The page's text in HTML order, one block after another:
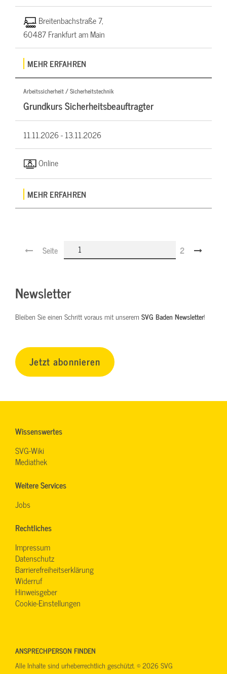
Breitenbachstraße 7,
60487 Frankfurt am Main
MEHR ERFAHREN
Arbeitssicherheit / Sicherheitstechnik
Grundkurs Sicherheitsbeauftragter
11.11.2026 -13.11.2026
Online
MEHR ERFAHREN
Seite 2
Newsletter
Bleiben Sie einen Schritt voraus mit unserem SVG Baden Newsletter!
Jetzt abonnieren
Wissenswertes
SVG-Wiki
Mediathek
Weitere Services
Jobs
Rechtliches
Impressum
Datenschutz
Barrierefreiheitserklärung
Widerruf
Hinweisgeber
Cookie-Einstellungen
ANSPRECHPERSON FINDEN
Alle Inhalte sind urheberrechtlich geschützt. © 2026 SVG